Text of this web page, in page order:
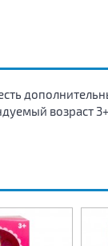
возраст 3+